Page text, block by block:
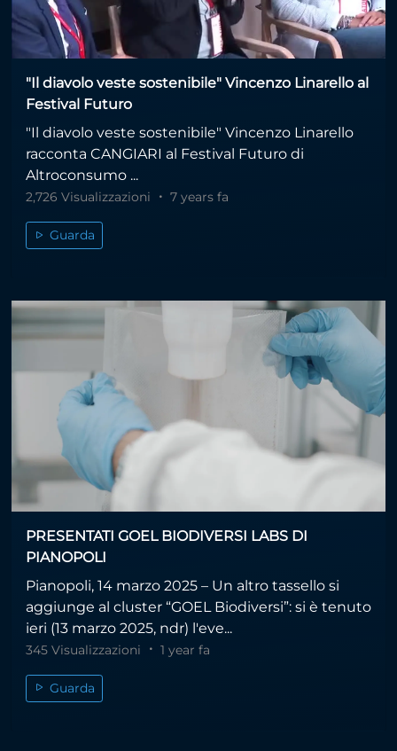
"Il diavolo veste sostenibile" Vincenzo Linarello al
Festival Futuro
"Il diavolo veste sostenibile" Vincenzo Linarello
racconta CANGIARI al Festival Futuro di
Altroconsumo ...
2,726 Visualizzazioni 7 years fa
Guarda
PRESENTATI GOEL BIODIVERSI LABS DI
PIANOPOLI
Pianopoli, 14 marzo 2025 – Un altro tassello si
aggiunge al cluster “GOEL Biodiversi”: si è tenuto
ieri (13 marzo 2025, ndr) l'eve...
345 Visualizzazioni 1 year fa
Guarda